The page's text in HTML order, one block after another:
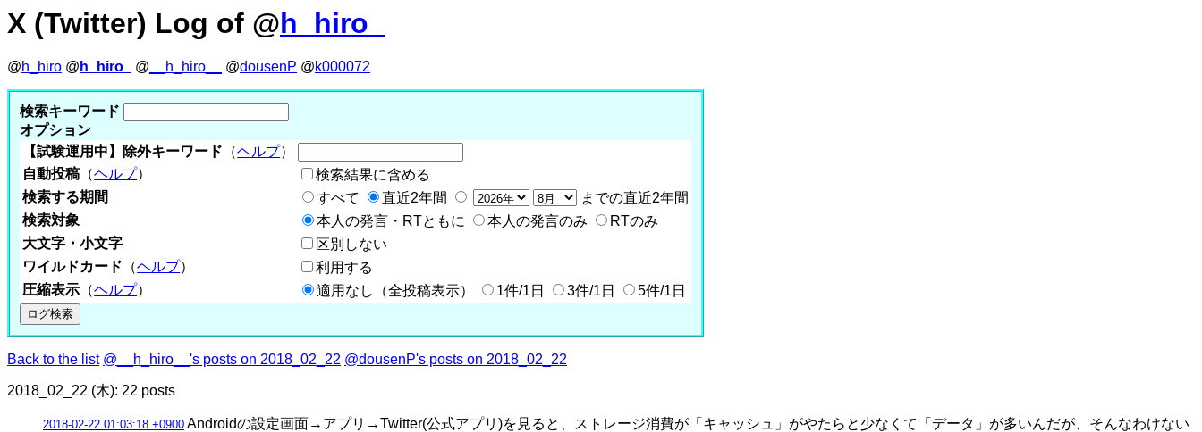
X (Twitter) Log of @h_hiro_
@h_hiro @ h_hiro_ @ __h_hiro__ @dousenP @k000072
検索キーワード
オプション
【試験運用中】除外キーワード （ヘルプ）
自動投稿 （ヘルプ）
検索結果に含める
検索する期間
すべて 直近2年間
までの直近2年間
検索対象
本人の発言・RTともに 本人の発言のみ
RTのみ
大文字・小文字
区別しない
ワイルドカード （ヘルプ）
利用する
圧縮表示 （ヘルプ） 適用なし（全投稿表示） 1件/1日 3件/1日 5件/1日
Back to the list @__h_hiro__'s posts on 2018_02_22 @dousenP's posts on 2018_02_22
2018_02_22 (木): 22 posts
2018-02-22 01:03:18 +0900 Androidの設定画面→アプリ→Twitter(公式アプリ)を見ると、ストレージ消費が「キャッシュ」がやたらと少なくて「データ」が多いんだが、そんなわけない